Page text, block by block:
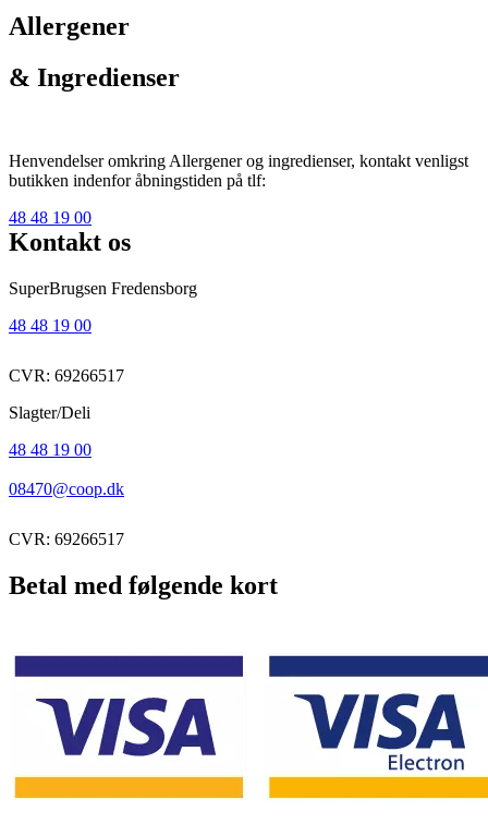
Allergener
& Ingredienser
Henvendelser omkring Allergener og ingredienser, kontakt venligst
butikken indenfor åbningstiden på tlf:
48 48 19 00
Kontakt os
SuperBrugsen Fredensborg
48 48 19 00
CVR: 69266517
Slagter/Deli
48 48 19 00
08470@coop.dk
CVR: 69266517
Betal med følgende kort